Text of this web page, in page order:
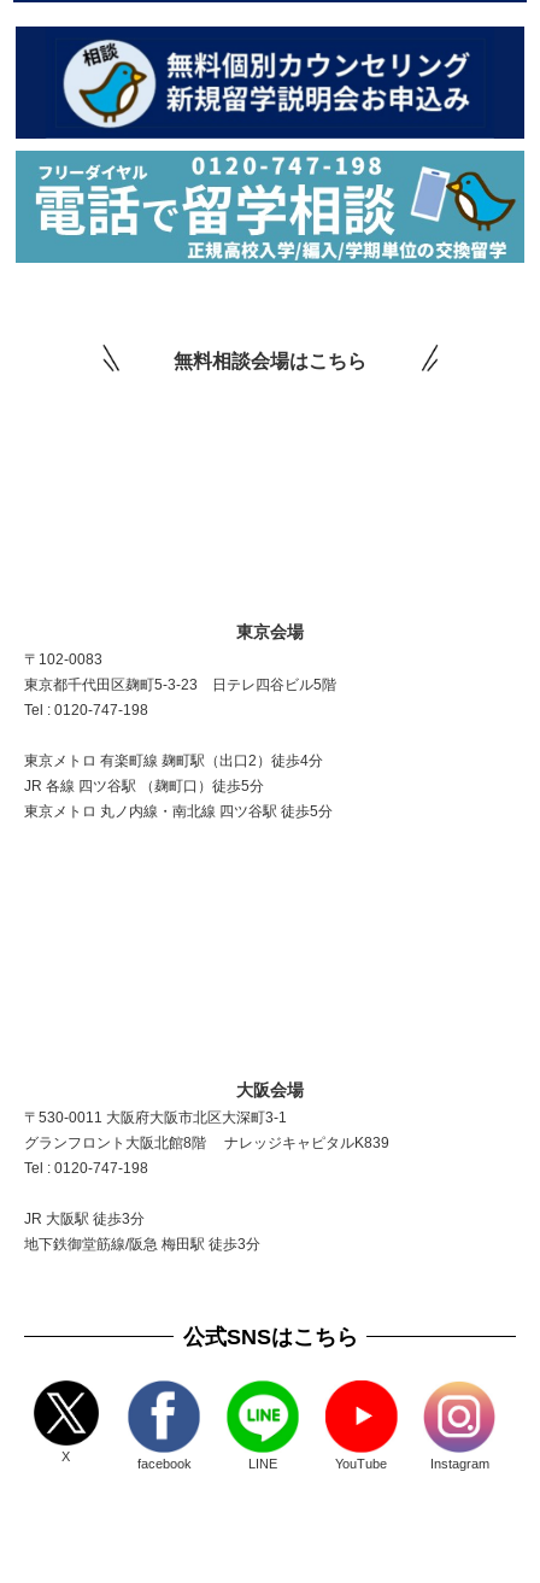
無料相談会場はこちら
東京会場
〒102-0083
東京都千代田区麹町5-3-23 日テレ四谷ビル5階
Tel : 0120-747-198
東京メトロ 有楽町線 麹町駅（出口2）徒歩4分
JR 各線 四ツ谷駅 （麹町口）徒歩5分
東京メトロ 丸ノ内線・南北線 四ツ谷駅 徒歩5分
大阪会場
〒530-0011 大阪府大阪市北区大深町3-1
グランフロント大阪北館8階 ナレッジキャピタルK839
Tel : 0120-747-198
JR 大阪駅 徒歩3分
地下鉄御堂筋線/阪急 梅田駅 徒歩3分
公式SNSはこちら
X facebook LINE YouTube Instagram